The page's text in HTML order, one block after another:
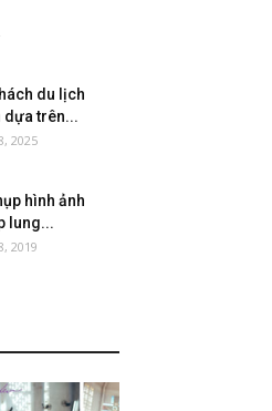
du lịch
dựa trên...
2025
hình ảnh
lung...
2019